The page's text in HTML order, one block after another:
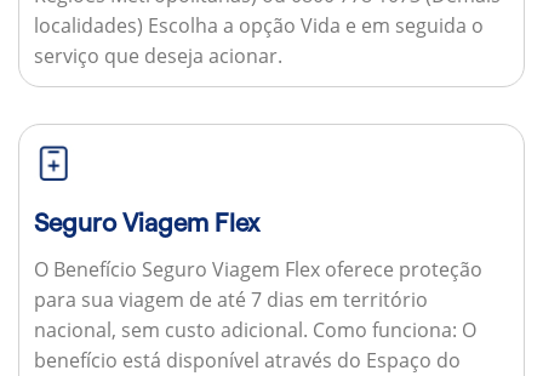
localidades) Escolha a opção Vida e em seguida o
serviço que deseja acionar.
Seguro Viagem Flex
O Benefício Seguro Viagem Flex oferece proteção
para sua viagem de até 7 dias em território
nacional, sem custo adicional. Como funciona: O
benefício está disponível através do Espaço do